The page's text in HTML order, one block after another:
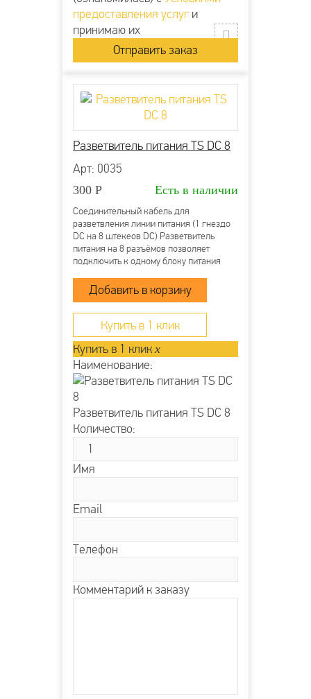
предоставления услуги
принимаю их
Разветвитель питания TS DC 8
Арт: 0035
300 Р Есть в наличии
Соединительный кабель для
разветвления линии питания (1 гнездо
DC на 8 штекеов DC) Разветвитель
питания на 8 разъёмов позволяет
подключить к одному блоку питания
Гнездо питания DC типа «мама»
(внутренний контакт 2.1 мм) Выход: 8
штекеров питания DC...
Купить в 1 клик
Купить в 1 клик x
Наименование:
Разветвитель питания TS DC 8
Количество:
Имя
Email
Телефон
Комментарий к заказу